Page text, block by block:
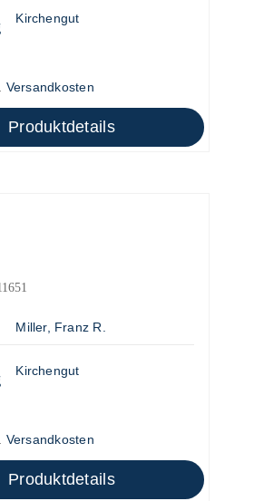
Kirchengut
Versandkosten
Produktdetails
Miller, Franz R.
Kirchengut
Versandkosten
Produktdetails